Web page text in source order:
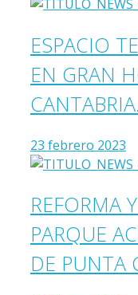
ESPACIO
EN GRAN
CANTABRIA.
23 febrero 2023
REFORMA
PARQUE
DE PUNTA